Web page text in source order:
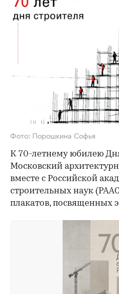
Фото: Порошкина Софья
К 70-летнему юбилею
Московский
вместе с Российской
строительных наук
плакатов, посвященных